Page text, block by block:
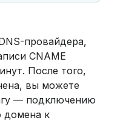
провайдера,
CNAME
После того,
вы можете
— подключению
домена к